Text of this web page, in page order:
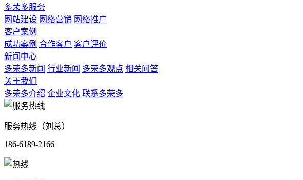
多荣多服务
网站建设 网络营销 网络推广
客户案例
成功案例 合作客户 客户评价
新闻中心
多荣多新闻 行业新闻 多荣多观点 相关问答
关于我们
多荣多介绍 企业文化 联系多荣多
服务热线（刘总）
186-6189-2166